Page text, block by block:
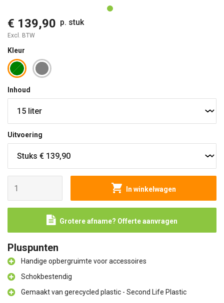
€ 139,90 p. stuk
Excl. BTW
Kleur
Inhoud
Uitvoering
In winkelwagen
Grotere afname? Offerte aanvragen
Pluspunten
Handige opbergruimte voor accessoires
Schokbestendig
Gemaakt van gerecycled plastic - Second Life Plastic